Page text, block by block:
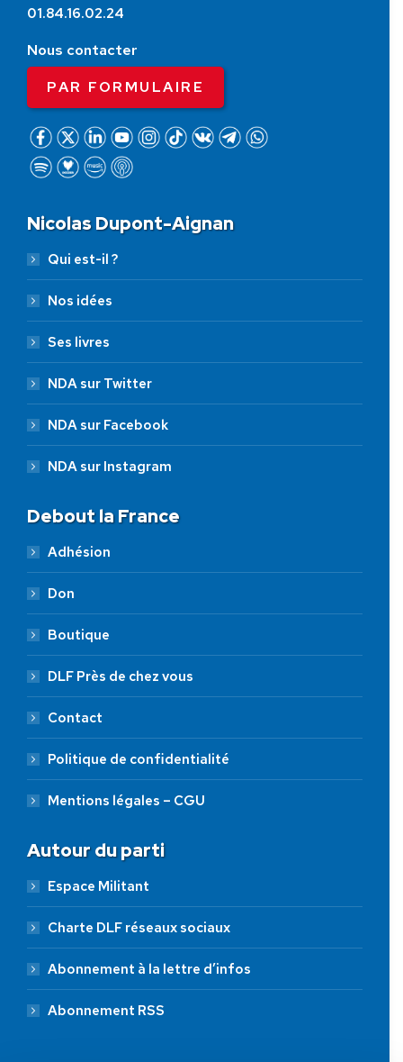
01.84.16.02.24
Nous contacter
PAR FORMULAIRE
Nicolas Dupont-Aignan
Qui est-il ?
Nos idées
Ses livres
NDA sur Twitter
NDA sur Facebook
NDA sur Instagram
Debout la France
Adhésion
Don
Boutique
DLF Près de chez vous
Contact
Politique de confidentialité
Mentions légales – CGU
Autour du parti
Espace Militant
Charte DLF réseaux sociaux
Abonnement à la lettre d’infos
Abonnement RSS